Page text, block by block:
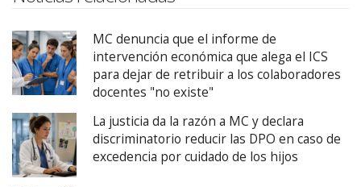
MC denuncia que el informe de
intervención económica que alega el ICS
para dejar de retribuir a los colaboradores
docentes "no existe"
La justicia da la razón a MC y declara
discriminatorio reducir las DPO en caso de
excedencia por cuidado de los hijos